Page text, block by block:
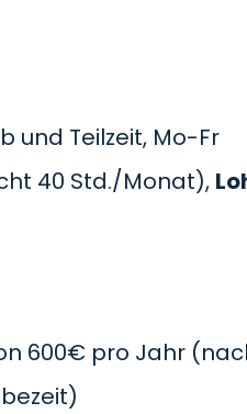
und Teilzeit, Mo-Fr
40 Std./Monat),
600€ pro Jahr